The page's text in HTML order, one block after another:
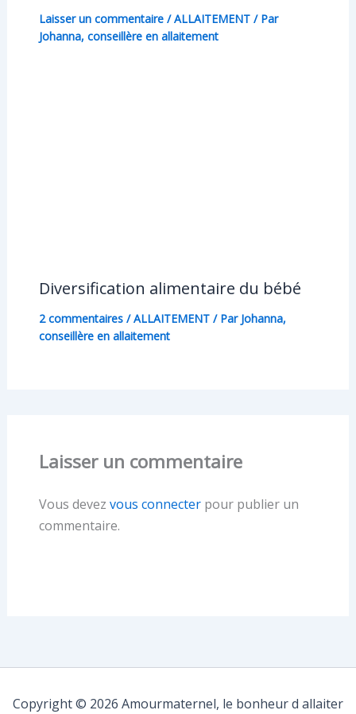
Laisser un commentaire /ALLAITEMENT/ Par
Johanna, conseillère en allaitement
Diversification alimentaire du bébé
2 commentaires /ALLAITEMENT/ Par Johanna,
conseillère en allaitement
Laisser un commentaire
Vous devez vous connecterpour publier un
commentaire.
Copyright © 2026 Amourmaternel, le bonheur d allaiter